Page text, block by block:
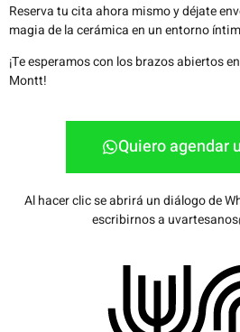
Reserva tu cita ahora mismo y déjate
magia de la cerámica en un entorno
¡Te esperamos con los brazos abiertos
Montt!
Quiero agendar
Al hacer clic se abrirá un diálogo de
escribirnos a